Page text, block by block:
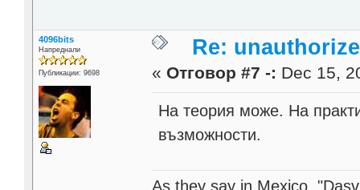
4096bits
Напреднали
Публикации: 9698
Re:
« Отговор #7 -: Dec 15,
На теория може. На
възможности.
As they say in Mexico,